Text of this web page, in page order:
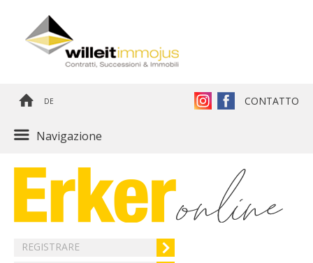
DE CONTATTO
Navigazione
REGISTRARE